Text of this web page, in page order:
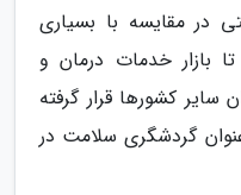
در مقایسه با بسیاری
بازار خدمات درمان و
سایر کشورها قرار گرفته
گردشگری سلامت در